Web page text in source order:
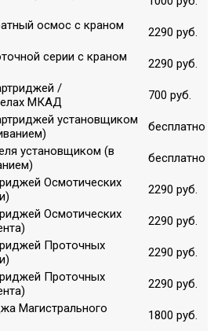
осмос с краном
2290 руб.
серии с краном
2290 руб.
/
МКАД
700 руб.
установщиком
бесплатно
установщиком (в
бесплатно
Осмотических
2290 руб.
Осмотических
2290 руб.
Проточных
2290 руб.
Проточных
2290 руб.
Магистрального
1800 руб.